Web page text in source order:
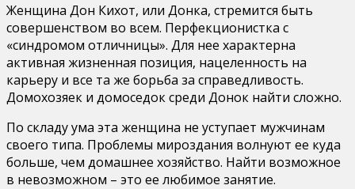
Женщина Дон Кихот, или Донка, стремится быть
совершенством во всем. Перфекционистка с
«синдромом отличницы». Для нее характерна
активная жизненная позиция, нацеленность на
карьеру и все та же борьба за справедливость.
Домохозяек и домоседок среди Донок найти сложно.
По складу ума эта женщина не уступает мужчинам
своего типа. Проблемы мироздания волнуют ее куда
больше, чем домашнее хозяйство. Найти возможное
в невозможном – это ее любимое занятие.